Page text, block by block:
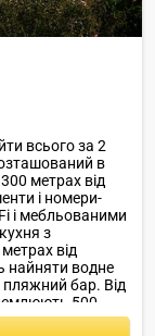
всього за 2
в
метрах від
і номери-
і мебльованими
з
від
найняти водне
пляжний бар. Від
500